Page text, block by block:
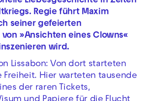
Regie führt Maxim
seiner gefeierten
»Ansichten eines Clowns«
wird.
Lissabon: Von dort starteten
Freiheit. Hier warteten tausende
der raren Tickets,